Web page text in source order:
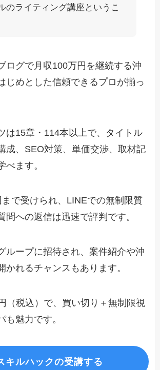
のライティング講座というこ
ログで月収100万円を継続する沖
じめとした信頼できるプロが揃っ
は15章・114本以上で、タイトル
成、SEO対策、単価交渉、取材記
べます。
で受けられ、LINEでの無制限質
問への返信は迅速で評判です。
ループに招待され、案件紹介や沖
かれるチャンスもあります。
（税込）で、買い切り＋無制限視
も魅力です。
キルハックの受講する